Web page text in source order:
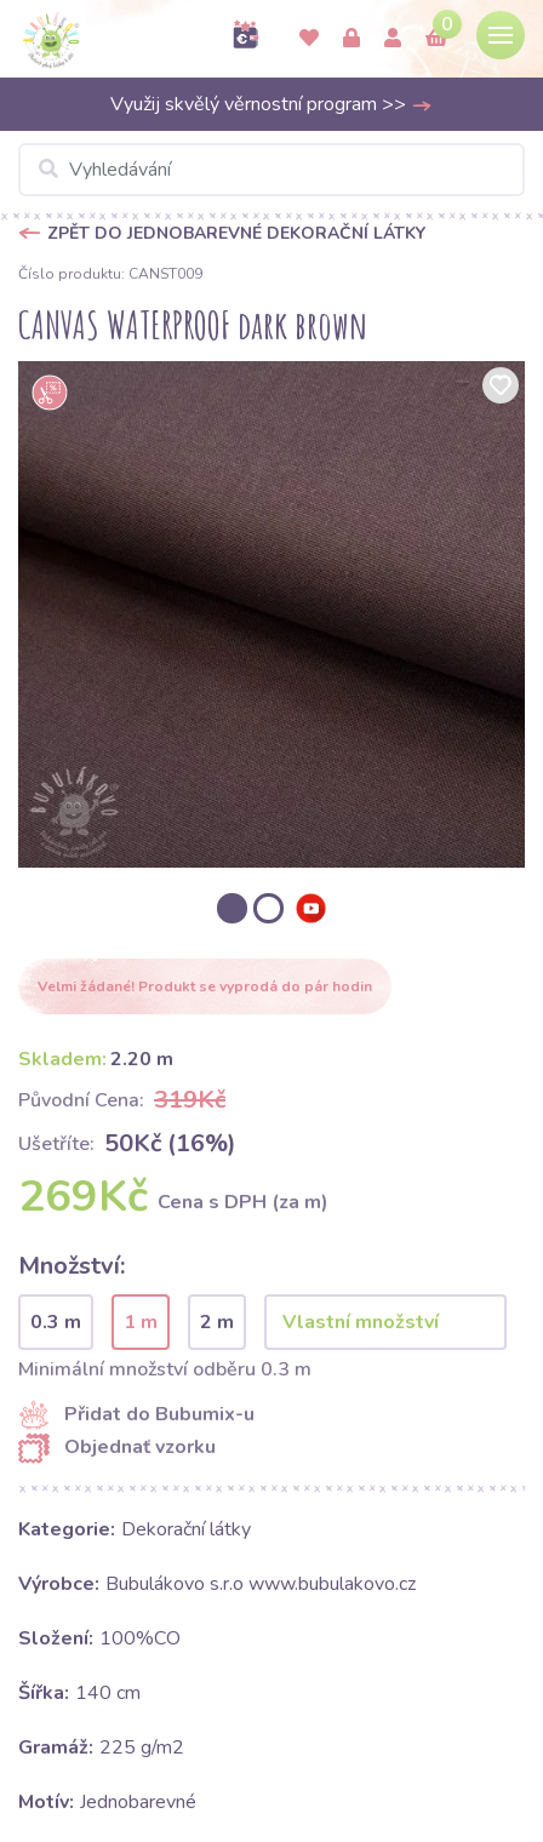
0
Využij skvělý věrnostní program >>
ZPĚT DO JEDNOBAREVNÉ DEKORAČNÍ LÁTKY
Číslo produktu: CANST009
CANVAS WATERPROOF dark brown
Velmi žádané! Produkt se vyprodá do pár hodin
Skladem:2.20 m
Původní Cena: 319Kč
Ušetříte: 50Kč (16%)
269Kč Cena s DPH (za m)
Množství:
0.3 m 1 m
2 m
Minimální množství odběru 0.3 m
Přidat do Bubumix-u
Objednať vzorku
Kategorie: Dekorační látky
Výrobce: Bubulákovo s.r.o www.bubulakovo.cz
Složení: 100%CO
Šířka: 140 cm
Gramáž: 225 g/m2
Motív: Jednobarevné